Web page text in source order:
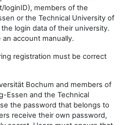
loginID), members of the
or the Technical University of
login data of their university.
account manually.
registration must be correct
Bochum and members of
Essen and the Technical
the password that belongs to
receive their own password,